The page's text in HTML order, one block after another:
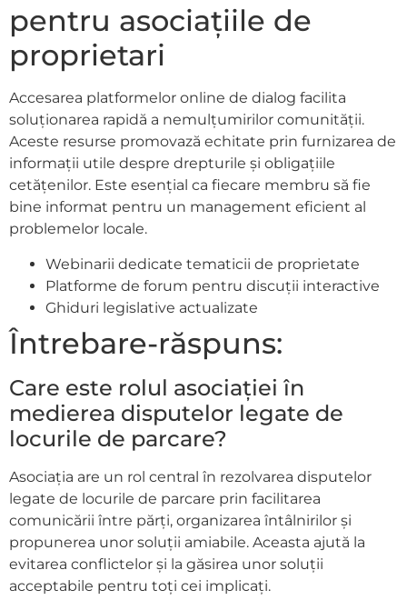
pentru asociațiile de
proprietari
Accesarea platformelor online de dialog facilita
soluționarea rapidă a nemulțumirilor comunității.
Aceste resurse promovază echitate prin furnizarea de
informații utile despre drepturile și obligațiile
cetățenilor. Este esențial ca fiecare membru să fie
bine informat pentru un management eficient al
problemelor locale.
Webinarii dedicate tematicii de proprietate
Platforme de forum pentru discuții interactive
Ghiduri legislative actualizate
Întrebare-răspuns:
Care este rolul asociației în
medierea disputelor legate de
locurile de parcare?
Asociația are un rol central în rezolvarea disputelor
legate de locurile de parcare prin facilitarea
comunicării între părți, organizarea întâlnirilor și
propunerea unor soluții amiabile. Aceasta ajută la
evitarea conflictelor și la găsirea unor soluții
acceptabile pentru toți cei implicați.